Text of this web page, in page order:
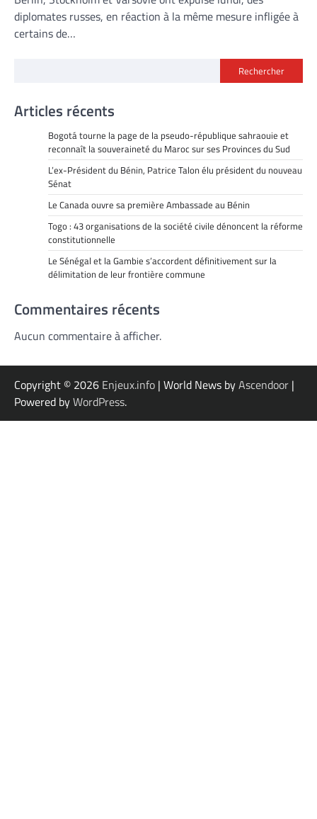
diplomates russes, en réaction à la même mesure infligée à
certains de…
Rechercher
Articles récents
Bogotá tourne la page de la pseudo-république sahraouie et
reconnaît la souveraineté du Maroc sur ses Provinces du Sud
L’ex-Président du Bénin, Patrice Talon élu président du nouveau
Sénat
Le Canada ouvre sa première Ambassade au Bénin
Togo : 43 organisations de la société civile dénoncent la réforme
constitutionnelle
Le Sénégal et la Gambie s’accordent définitivement sur la
délimitation de leur frontière commune
Commentaires récents
Aucun commentaire à afficher.
Copyright © 2026 Enjeux.info | World News byAscendoor |
Powered byWordPress.